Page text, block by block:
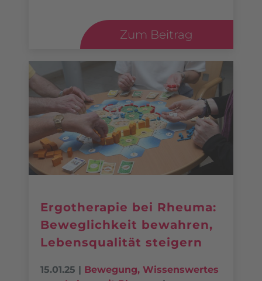
Zum Beitrag
Ergotherapie bei Rheuma:
Beweglichkeit bewahren,
Lebensqualität steigern
15.01.25 | Bewegung, Wissenswertes